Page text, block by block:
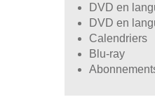
DVD en
DVD en
Calendriers
Blu-ray